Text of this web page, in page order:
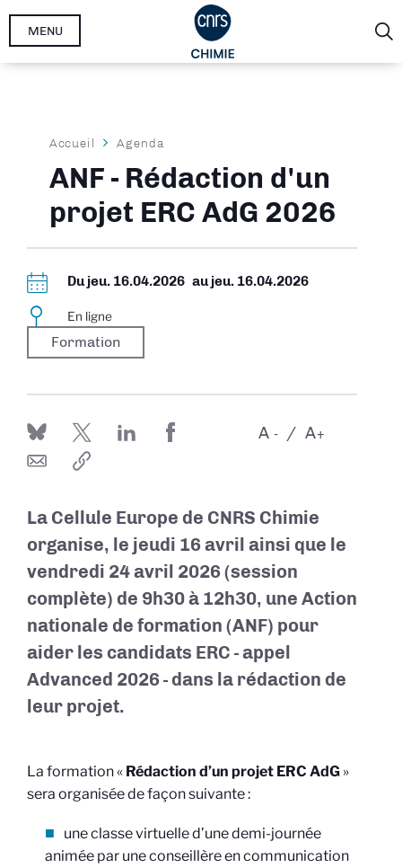
Aller
MENU
Fil
d'Ariane
Accueil Agenda
ANF - Rédaction d'un
projet ERC AdG 2026
Du jeu. 16.04.2026 au jeu. 16.04.2026
En ligne
Formation
-
A +
A
La Cellule Europe de CNRS Chimie
organise, le jeudi 16 avril ainsi que le
vendredi 24 avril 2026 (session
complète) de 9h30 à 12h30, une Action
nationale de formation (ANF) pour
aider les candidats ERC - appel
Advanced 2026 - dans la rédaction de
leur projet.
La formation « Rédaction d’un projet ERC AdG »
sera organisée de façon suivante :
une classe virtuelle d’une demi-journée
animée par une conseillère en communication